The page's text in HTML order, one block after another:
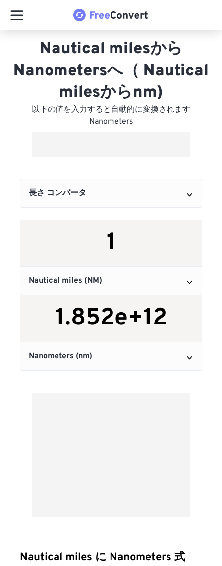
Nautical milesから
Nanometersへ（ Nautical
milesからnm)
以下の値を入力すると自動的に変換されます
Nanometers
Nautical miles に Nanometers 式